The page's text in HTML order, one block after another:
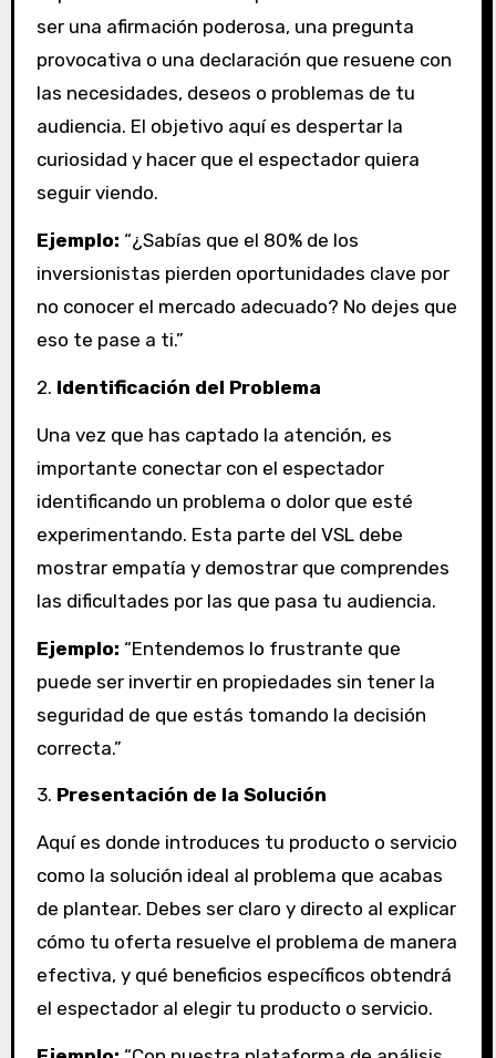
ser una afirmación poderosa, una pregunta
provocativa o una declaración que resuene con
las necesidades, deseos o problemas de tu
audiencia. El objetivo aquí es despertar la
curiosidad y hacer que el espectador quiera
seguir viendo.
Ejemplo: “¿Sabías que el 80% de los
inversionistas pierden oportunidades clave por
no conocer el mercado adecuado? No dejes que
eso te pase a ti.”
2. Identificación del Problema
Una vez que has captado la atención, es
importante conectar con el espectador
identificando un problema o dolor que esté
experimentando. Esta parte del VSL debe
mostrar empatía y demostrar que comprendes
las dificultades por las que pasa tu audiencia.
Ejemplo: “Entendemos lo frustrante que
puede ser invertir en propiedades sin tener la
seguridad de que estás tomando la decisión
correcta.”
3. Presentación de la Solución
Aquí es donde introduces tu producto o servicio
como la solución ideal al problema que acabas
de plantear. Debes ser claro y directo al explicar
cómo tu oferta resuelve el problema de manera
efectiva, y qué beneficios específicos obtendrá
el espectador al elegir tu producto o servicio.